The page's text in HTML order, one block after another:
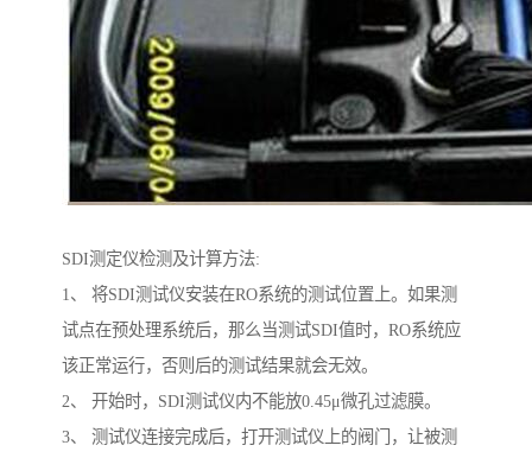
SDI测定仪检测及计算方法:
1、 将SDI测试仪安装在RO系统的测试位置上。如果测
试点在预处理系统后，那么当测试SDI值时，RO系统应
该正常运行，否则后的测试结果就会无效。
2、 开始时，SDI测试仪内不能放0.45μ微孔过滤膜。
3、 测试仪连接完成后，打开测试仪上的阀门，让被测